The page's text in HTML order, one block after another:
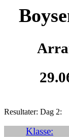
Resultater: Dag 2:
Klasse: